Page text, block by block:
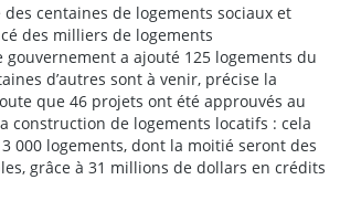
des centaines de logements sociaux et
des milliers de logements
a ajouté 125 logements du
d’autres sont à venir, précise la
que 46 projets ont été approuvés au
construction de logements locatifs : cela
000 logements, dont la moitié seront des
grâce à 31 millions de dollars en crédits